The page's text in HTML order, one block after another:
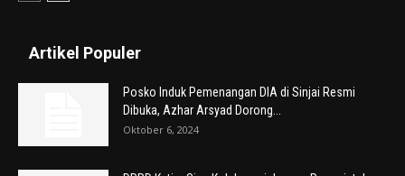
Artikel Populer
Posko Induk Pemenangan DIA di Sinjai Resmi
Dibuka, Azhar Arsyad Dorong...
Oktober 6, 2024